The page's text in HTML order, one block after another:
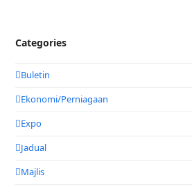
Categories
Buletin
Ekonomi/Perniagaan
Expo
Jadual
Majlis